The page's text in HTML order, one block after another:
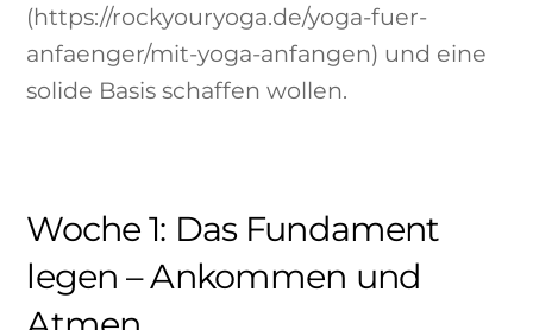
(https://rockyouryoga.de/yoga-fuer-
anfaenger/mit-yoga-anfangen) und eine
solide Basis schaffen wollen.
Woche 1: Das Fundament
legen – Ankommen und